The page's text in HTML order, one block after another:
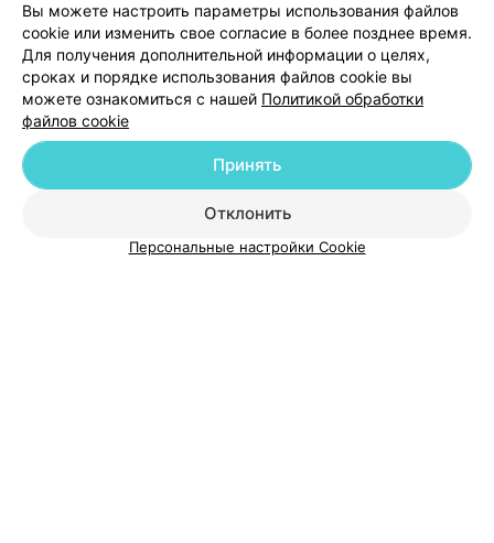
Добавить специалиста
Медицинский маркетинг
Публичный договор
Пользовательское соглашение
Способы оплаты
Вы можете настроить параметры использования файлов
cookie или изменить свое согласие в более позднее время.
Для получения дополнительной информации о целях,
сроках и порядке использования файлов cookie вы
можете ознакомиться с нашей Политикой обработки
файлов cookie
Отклонить
Принять
Персональные настройки Cookie